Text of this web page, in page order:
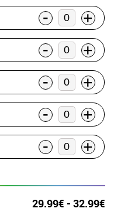
- +
- +
- +
- +
- +
29.99€ - 32.99€